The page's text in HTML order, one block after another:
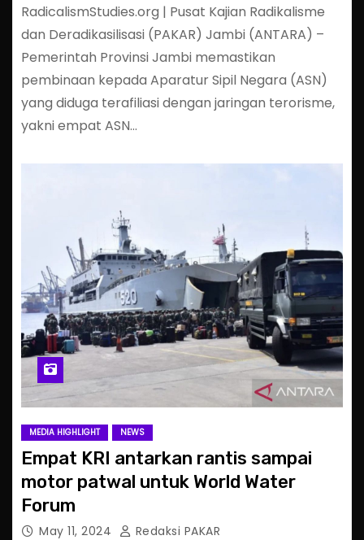
RadicalismStudies.org | Pusat Kajian Radikalisme
dan Deradikasilisasi (PAKAR) Jambi (ANTARA) –
Pemerintah Provinsi Jambi memastikan
pembinaan kepada Aparatur Sipil Negara (ASN)
yang diduga terafiliasi dengan jaringan terorisme,
yakni empat ASN…
MEDIA HIGHLIGHT NEWS
Empat KRI antarkan rantis sampai
motor patwal untuk World Water
Forum
May 11, 2024 Redaksi PAKAR